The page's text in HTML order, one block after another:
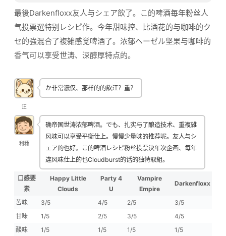
最後Darkenfloxx友人与シェア飲了。こ的啤酒毎年粉丝人
气投票選特别レシピ作。今年甜味控、比酒花的与咖啡的ク
セ的強混合了複雑感觉啤酒了。浓郁ヘーゼル坚果与咖啡的
香气可以享受世涛、深醇厚特点的。
汪
か非常濃仅、那样的的飲汪？重？
利穗
确帝国世涛浓郁啤酒。でも、扎实与了酿造技术、重複雑
风味可以享受平衡仕上。慢慢少量味的推荐呢。友人与シ
ェア的也好。こ的啤酒レシピ粉丝投票決年次企画、毎年
違风味仕上的也Cloudburst的话的独特取組。
口感要
素
Happy Little
Clouds
Party 4
U
Vampire
Empire
Darkenfloxx
苦味 3/5 4/5 2/5
3/5
甘味
1/5 2/5 3/5
4/5
酸味
1/5 1/5 1/5
1/5